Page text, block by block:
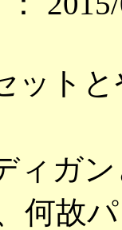
ット
ィガ
何故